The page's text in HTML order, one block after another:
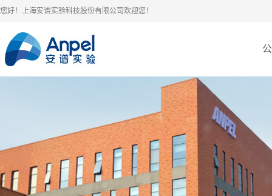
您好！上海安谱实验科技股份有限公司欢迎您！